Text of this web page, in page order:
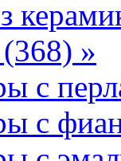
»
с
с